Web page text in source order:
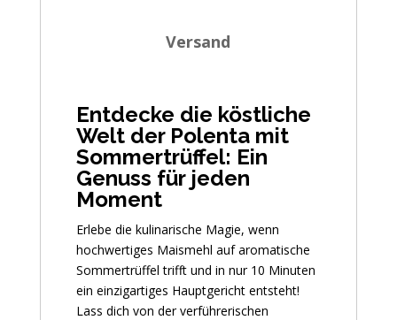
Versand
Entdecke die köstliche
Welt der Polenta mit
Sommertrüffel: Ein
Genuss für jeden
Moment
Erlebe die kulinarische Magie, wenn
hochwertiges Maismehl auf aromatische
Sommertrüffel trifft und in nur 10 Minuten
ein einzigartiges Hauptgericht entsteht!
Lass dich von der verführerischen